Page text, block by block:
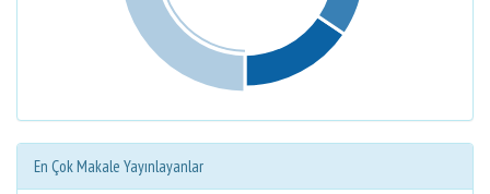
En Çok Makale Yayınlayanlar